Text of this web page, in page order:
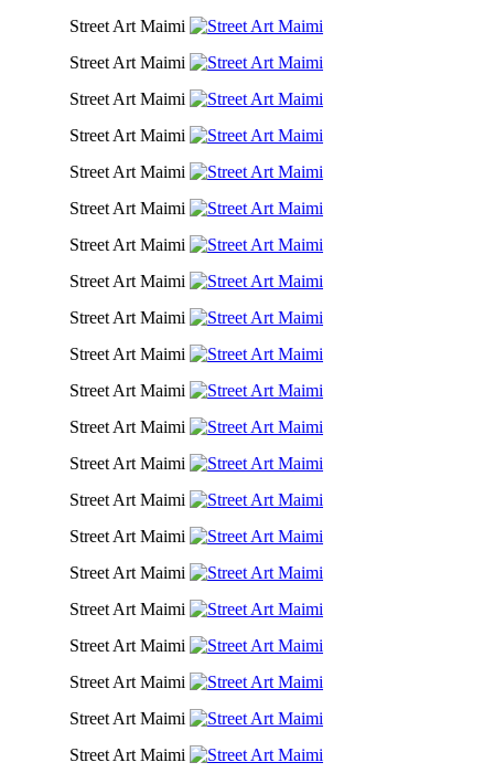
Street Art Maimi
Street Art Maimi
Street Art Maimi
Street Art Maimi
Street Art Maimi
Street Art Maimi
Street Art Maimi
Street Art Maimi
Street Art Maimi
Street Art Maimi
Street Art Maimi
Street Art Maimi
Street Art Maimi
Street Art Maimi
Street Art Maimi
Street Art Maimi
Street Art Maimi
Street Art Maimi
Street Art Maimi
Street Art Maimi
Street Art Maimi